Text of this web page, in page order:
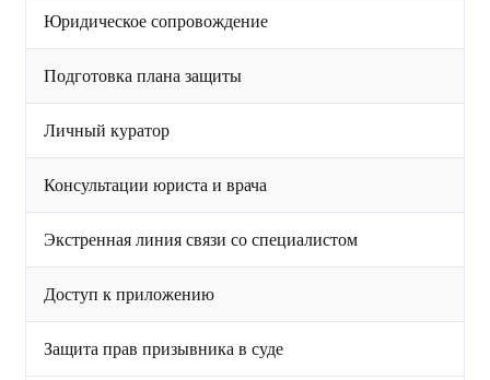
Юридическое сопровождение
Подготовка плана защиты
Личный куратор
Консультации юриста и врача
Экстренная линия связи со специалистом
Доступ к приложению
Защита прав призывника в суде